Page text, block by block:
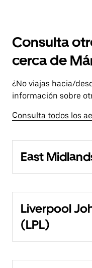
Consulta
cerca de
¿No viajas hacia/
información sobre
Consulta todos los
East
Liverpool
(LPL)